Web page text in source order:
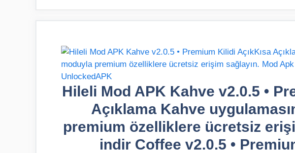
Hileli Mod APK Kahve v2.0.5 •
Açıklama Kahve
premium özelliklere ücretsiz
indir Coffee v2.0.5 •